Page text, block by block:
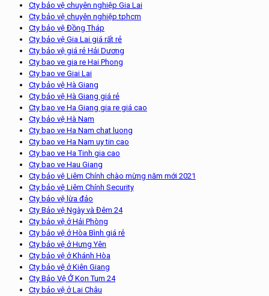
Cty bảo vệ chuyên nghiệp Gia Lai
Cty bảo vệ chuyên nghiệp tphcm
Cty bảo vệ Đồng Tháp
Cty bảo vệ Gia Lai giá rất rẻ
Cty bảo vệ giá rẻ Hải Dương
Cty bao ve gia re Hai Phong
Cty bao ve Giai Lai
Cty bảo vệ Hà Giang
Cty bảo vệ Hà Giang giá rẻ
Cty bao ve Ha Giang gia re giá cao
Cty bảo vệ Hà Nam
Cty bao ve Ha Nam chat luong
Cty bao ve Ha Nam uy tin cao
Cty bao ve Ha Tinh gia cao
Cty bao ve Hau Giang
Cty bảo vệ Liêm Chính chào mừng năm mới 2021
Cty bảo vệ Liêm Chính Security
Cty bảo vệ lừa đảo
Cty Bảo vệ Ngày và Đêm 24
Cty bảo vệ ở Hải Phòng
Cty bảo vệ ở Hòa Bình giá rẻ
Cty bảo vệ ở Hưng Yên
Cty bảo vệ ở Khánh Hòa
Cty bảo vệ ở Kiên Giang
Cty Bảo Vệ Ở Kon Tum 24
Cty bảo vệ ở Lai Châu